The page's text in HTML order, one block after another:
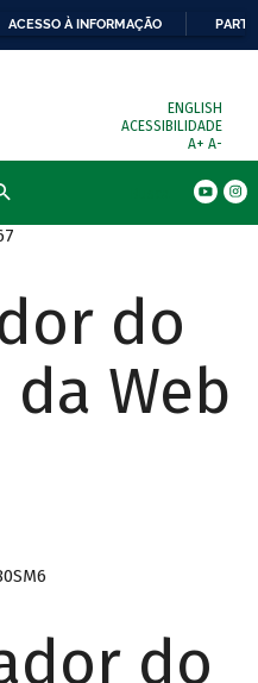
ACESSO À INFORMAÇÃO
ENGLISH
ACESSIBILIDADE
A+ A-
do
Web
do